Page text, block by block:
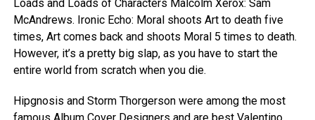
Loads and Loads of Characters Malcolm Xerox: Sam
McAndrews. Ironic Echo: Moral shoots Art to death five
times, Art comes back and shoots Moral 5 times to death.
However, it’s a pretty big slap, as you have to start the
entire world from scratch when you die.
Hipgnosis and Storm Thorgerson were among the most